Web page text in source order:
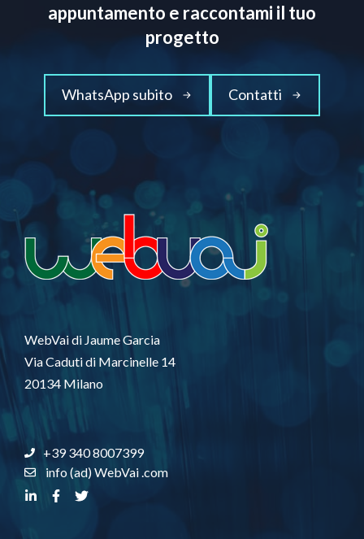
appuntamento e raccontami il tuo
progetto
WhatsApp subito Contatti
WebVai di Jaume Garcia
Via Caduti di Marcinelle 14
20134 Milano
+39 340 8007399
info (ad) WebVai .com